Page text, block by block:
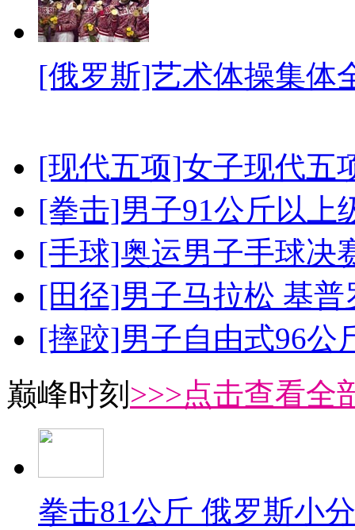
[俄罗斯]艺术体操集体
[现代五项]女子现代五
[拳击]男子91公斤以上
[手球]奥运男子手球决
[田径]男子马拉松 基
[摔跤]男子自由式96公
巅峰时刻 >>>点击查看全
拳击81公斤 俄罗斯小